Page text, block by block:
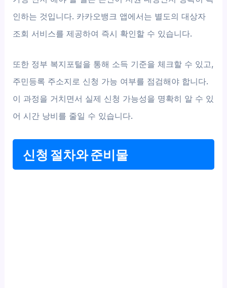
인하는 것입니다. 카카오뱅크 앱에서는 별도의 대상자
조회 서비스를 제공하여 즉시 확인할 수 있습니다.
또한 정부 복지포털을 통해 소득 기준을 체크할 수 있고,
주민등록 주소지로 신청 가능 여부를 점검해야 합니다.
이 과정을 거치면서 실제 신청 가능성을 명확히 알 수 있
어 시간 낭비를 줄일 수 있습니다.
신청 절차와 준비물